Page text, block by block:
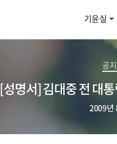
기윤실
공
[성명서] 김대중 전 대
2009년